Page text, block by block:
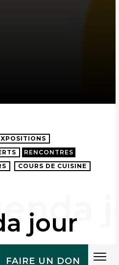
FAIRE UN DON
RENCONTRES
COURS DE CUISINE
jour